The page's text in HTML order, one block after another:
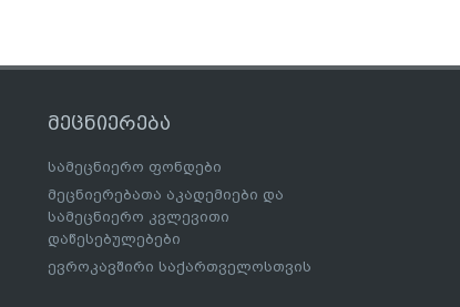
მეცნიერება
სამეცნიერო ფონდები
მეცნიერებათა აკადემიები და
სამეცნიერო კვლევითი
დაწესებულებები
ევროკავშირი საქართველოსთვის